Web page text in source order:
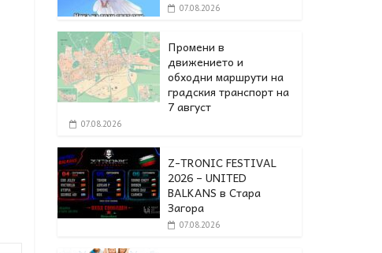
07.08.2026
Промени в
движението и
обходни маршрути на
градския транспорт на
7 август
07.08.2026
Z-TRONIC FESTIVAL
2026 – UNITED
BALKANS в Стара
Загора
07.08.2026